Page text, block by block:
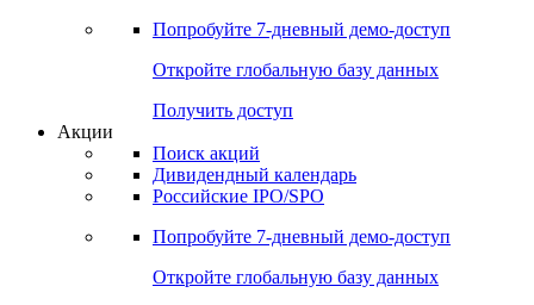
Попробуйте 7-дневный демо-доступ
Откройте глобальную базу данных
Получить доступ
Акции
Поиск акций
Дивидендный календарь
Российские IPO/SPO
Попробуйте 7-дневный демо-доступ
Откройте глобальную базу данных